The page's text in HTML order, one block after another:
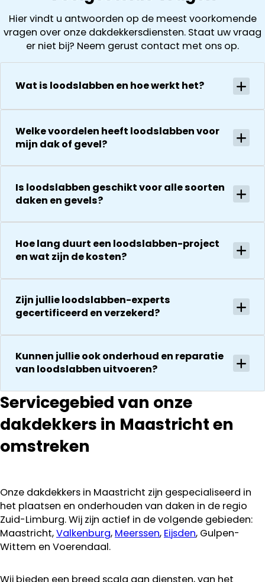
en
van de
Alles goed
absoluut een
aanrader!
onderhoud
had. Wij
kregen direct
een offerte
uitgewerkt en
na 1 week
week later wil
dakdekker
uitvoering en
Het is nog
steeds
droog!!! Dus
sterren review
waard door
en snelle
service
( laten ook
foto’s zien).
offerte is
vervolgens
helder en
gedurende
hele proces
houden ze je
hoogte van
stand van
gaat
vervolgens
onverwachte
zaken die ze
worden
vakkundig
gerepareerd
kosten. Maar
ook dan
communeren
transparant.
aanraden.
Hier vindt u antwoorden op de meest voorkomende
vragen over onze dakdekkersdiensten. Staat uw vraag
er niet bij? Neem gerust contact met ons op.
Wat is loodslabben en hoe werkt het?
Welke voordelen heeft loodslabben voor
mijn dak of gevel?
Is loodslabben geschikt voor alle soorten
daken en gevels?
Hoe lang duurt een loodslabben-project
en wat zijn de kosten?
Zijn jullie loodslabben-experts
gecertificeerd en verzekerd?
Kunnen jullie ook onderhoud en reparatie
van loodslabben uitvoeren?
Servicegebied van onze
dakdekkers in Maastricht en
omstreken
Onze dakdekkers in Maastricht zijn gespecialiseerd in
het plaatsen en onderhouden van daken in de regio
Zuid-Limburg. Wij zijn actief in de volgende gebieden:
Maastricht,Valkenburg, Meerssen, Eijsden, Gulpen-
Wittem en Voerendaal.